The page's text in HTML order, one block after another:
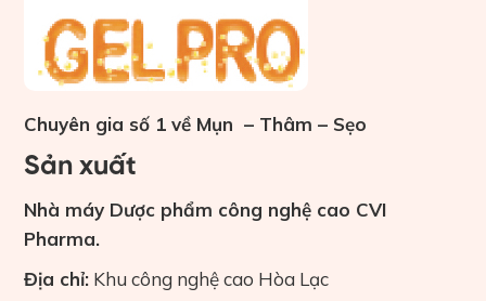
Chuyên gia số 1 về Mụn – Thâm – Sẹo
Sản xuất
Nhà máy Dược phẩm công nghệ cao CVI
Pharma.
Địa chỉ: Khu công nghệ cao Hòa Lạc